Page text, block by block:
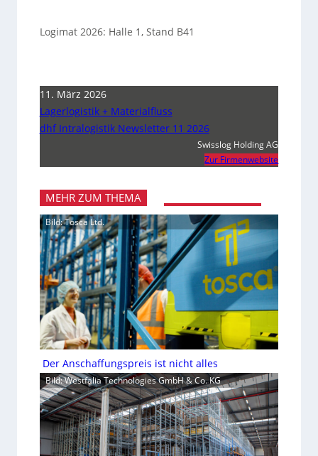
Logimat 2026: Halle 1, Stand B41
11. März 2026
Lagerlogistik + Materialfluss
dhf Intralogistik Newsletter 11 2026
Swisslog Holding AG
Zur Firmenwebsite
MEHR ZUM THEMA
Bild: Tosca Ltd.
Der Anschaffungspreis ist nicht alles
Bild: Westfalia Technologies GmbH & Co. KG